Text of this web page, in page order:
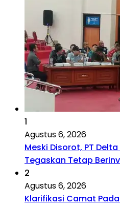
1
Agustus 6, 2026
Meski Disorot, PT
Tegaskan Tetap
2
Agustus 6, 2026
Klarifikasi Camat